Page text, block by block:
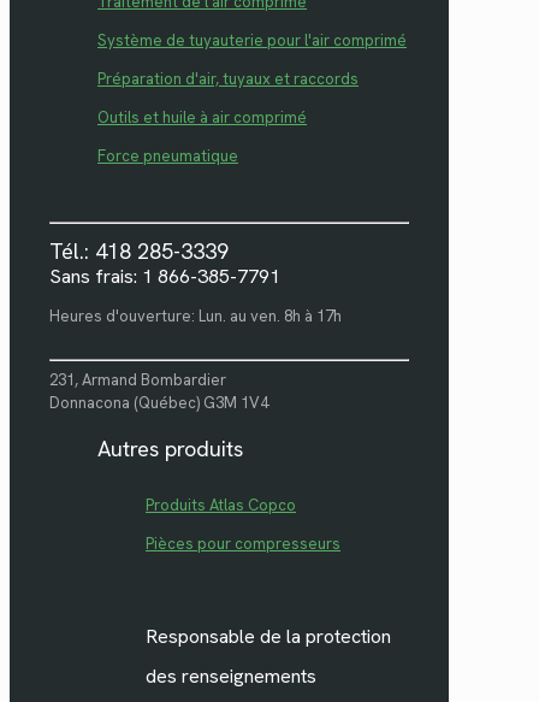
Système de tuyauterie pour l'air comprimé
Préparation d'air, tuyaux et raccords
Outils et huile à air comprimé
Force pneumatique
Tél.: 418 285-3339
Sans frais: 1 866-385-7791
Heures d'ouverture: Lun. au ven. 8h à 17h
231, Armand Bombardier
Donnacona (Québec) G3M 1V4
Autres produits
Produits Atlas Copco
Pièces pour compresseurs
Responsable de la protection
des renseignements